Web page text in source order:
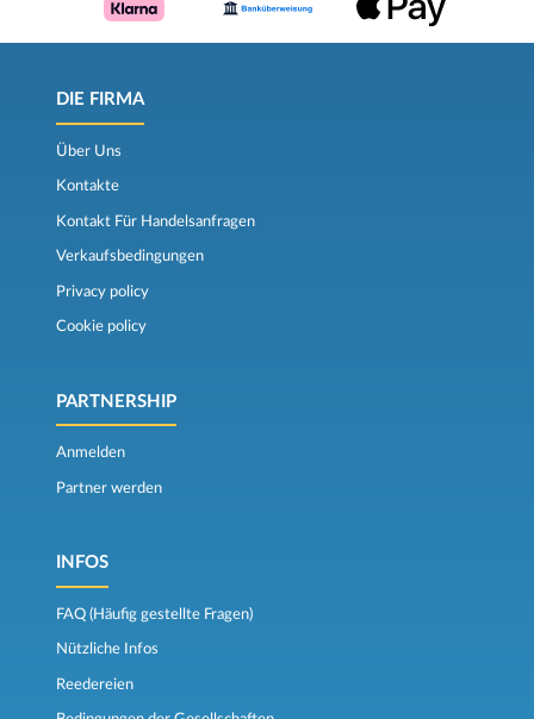
DIE FIRMA
Über Uns
Kontakte
Kontakt Für Handelsanfragen
Verkaufsbedingungen
Privacy policy
Cookie policy
PARTNERSHIP
Anmelden
Partner werden
INFOS
FAQ (Häufig gestellte Fragen)
Nützliche Infos
Reedereien